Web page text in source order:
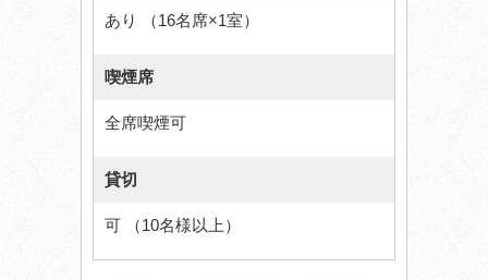
あり （16名席×1室）
喫煙席
全席喫煙可
貸切
可 （10名様以上）